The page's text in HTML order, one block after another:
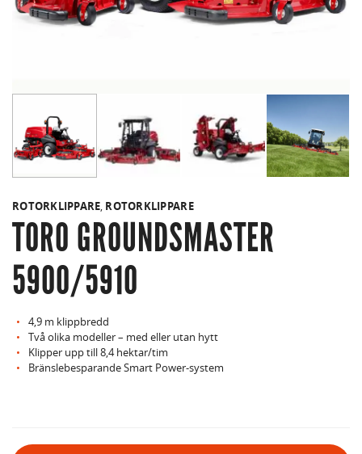
ROTORKLIPPARE, ROTORKLIPPARE
TORO GROUNDSMASTER
5900/5910
4,9 m klippbredd
Två olika modeller – med eller utan hytt
Klipper upp till 8,4 hektar/tim
Bränslebesparande Smart Power-system